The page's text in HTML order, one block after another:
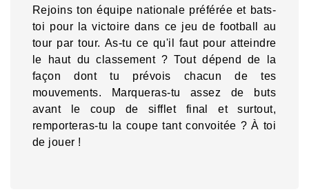
Rejoins ton équipe nationale préférée et bats-
toi pour la victoire dans ce jeu de football au
tour par tour. As-tu ce qu'il faut pour atteindre
le haut du classement ? Tout dépend de la
façon dont tu prévois chacun de tes
mouvements. Marqueras-tu assez de buts
avant le coup de sifflet final et surtout,
remporteras-tu la coupe tant convoitée ? À toi
de jouer !